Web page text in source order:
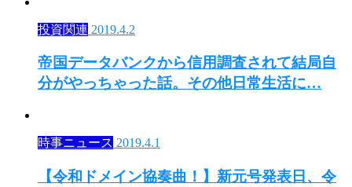
投資関連 2019.4.2
帝国データバンクから信用調査されて結局自
分がやっちゃった話。その他日常生活に…
時事ニュース 2019.4.1
【令和ドメイン協奏曲！】新元号発表日、令